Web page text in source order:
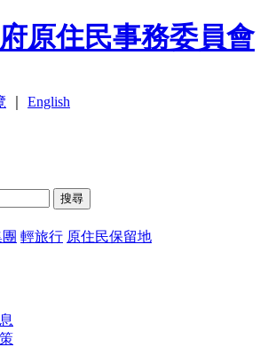
原住民事務委員會
English
搜尋
輕旅行 原住民保留地